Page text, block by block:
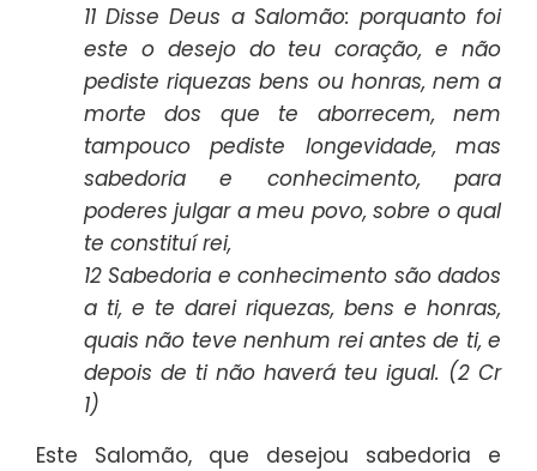
11 Disse Deus a Salomão: porquanto foi
este o desejo do teu coração, e não
pediste riquezas bens ou honras, nem a
morte dos que te aborrecem, nem
tampouco pediste longevidade, mas
sabedoria e conhecimento, para
poderes julgar a meu povo, sobre o qual
te constituí rei,
12 Sabedoria e conhecimento são dados
a ti, e te darei riquezas, bens e honras,
quais não teve nenhum rei antes de ti, e
depois de ti não haverá teu igual. (2 Cr
1)
Este Salomão, que desejou sabedoria e